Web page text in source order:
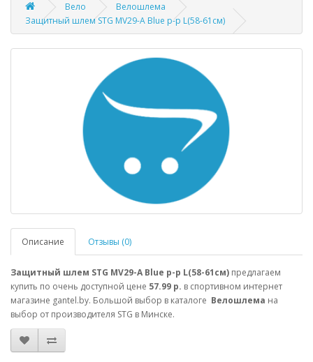
Вело
Велошлема
Защитный шлем STG MV29-A Blue р-р L(58-61см)
Описание Отзывы (0)
Защитный шлем STG MV29-A Blue р-р L(58-61см) предлагаем
купить по очень доступной цене 57.99 р. в спортивном интернет
магазине gantel.by. Большой выбор в каталоге Велошлема на
выбор от производителя STG в Минске.